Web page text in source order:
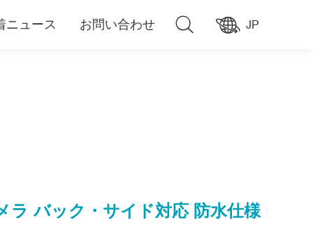
ニュース お問い合わせ JP
ラ バック・サイド対応 防水仕様